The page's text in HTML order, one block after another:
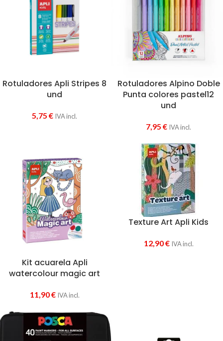
Rotuladores Apli Stripes 8
und
5,75 € IVA incl.
Rotuladores Alpino Doble
Punta colores pastel12
und
7,95 € IVA incl.
Kit acuarela Apli
watercolour magic art
11,90€ IVA incl.
Texture Art Apli Kids
12,90€ IVA incl.